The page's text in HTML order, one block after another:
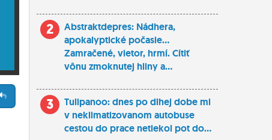
2
Abstraktdepres: Nádhera,
apokalyptické počasie...
Zamračené, vietor, hrmí. Cítiť
vônu zmoknutej hliny a...
3
Tulipanoo: dnes po dlhej dobe mi
v neklimatizovanom autobuse
cestou do prace netiekol pot do...